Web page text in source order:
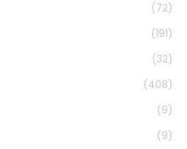
(72)
(191)
(32)
(408)
(9)
(9)